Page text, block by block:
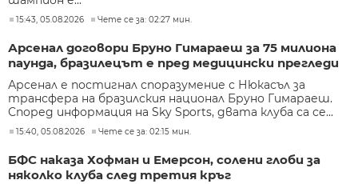
15:43, 05.08.2026 Чете се за: 02:27 мин.
Арсенал договори Бруно Гимараеш за 75 милиона
паунда, бразилецът е пред медицински прегледи
Арсенал е постигнал споразумение с Нюкасъл за
трансфера на бразилския национал Бруно Гимараеш.
Според информация на Sky Sports, двата клуба са се...
15:40, 05.08.2026 Чете се за: 02:15 мин.
БФС наказа Хофман и Емерсон, солени глоби за
няколко клуба след третия кръг